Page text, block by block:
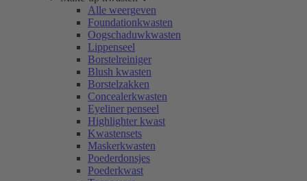
Alle weergeven
Foundationkwasten
Oogschaduwkwasten
Lippenseel
Borstelreiniger
Blush kwasten
Borstelzakken
Concealerkwasten
Eyeliner penseel
Highlighter kwast
Kwastensets
Maskerkwasten
Poederdonsjes
Poederkwast